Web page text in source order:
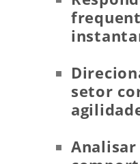
setor
Analisar